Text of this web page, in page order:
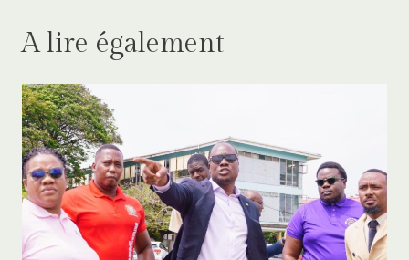
A lire également